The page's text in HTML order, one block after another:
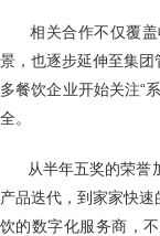
相关合作不仅覆
景，也逐步延伸至集
多餐饮企业开始关注“
全。
从半年五奖的荣誉
产品迭代，到家家快
饮的数字化服务商，